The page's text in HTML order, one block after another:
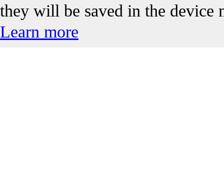
they will be saved in the device
Learn more